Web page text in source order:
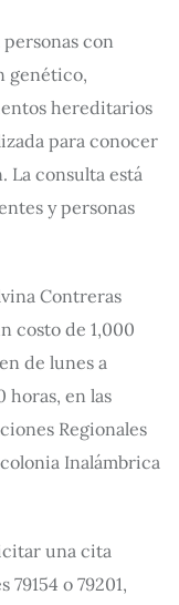
con
genético,
hereditarios
para conocer
La consulta está
y personas
Contreras
costo de 1,000
de lunes a
horas, en las
Regionales
Inalámbrica
una cita
o 79201,